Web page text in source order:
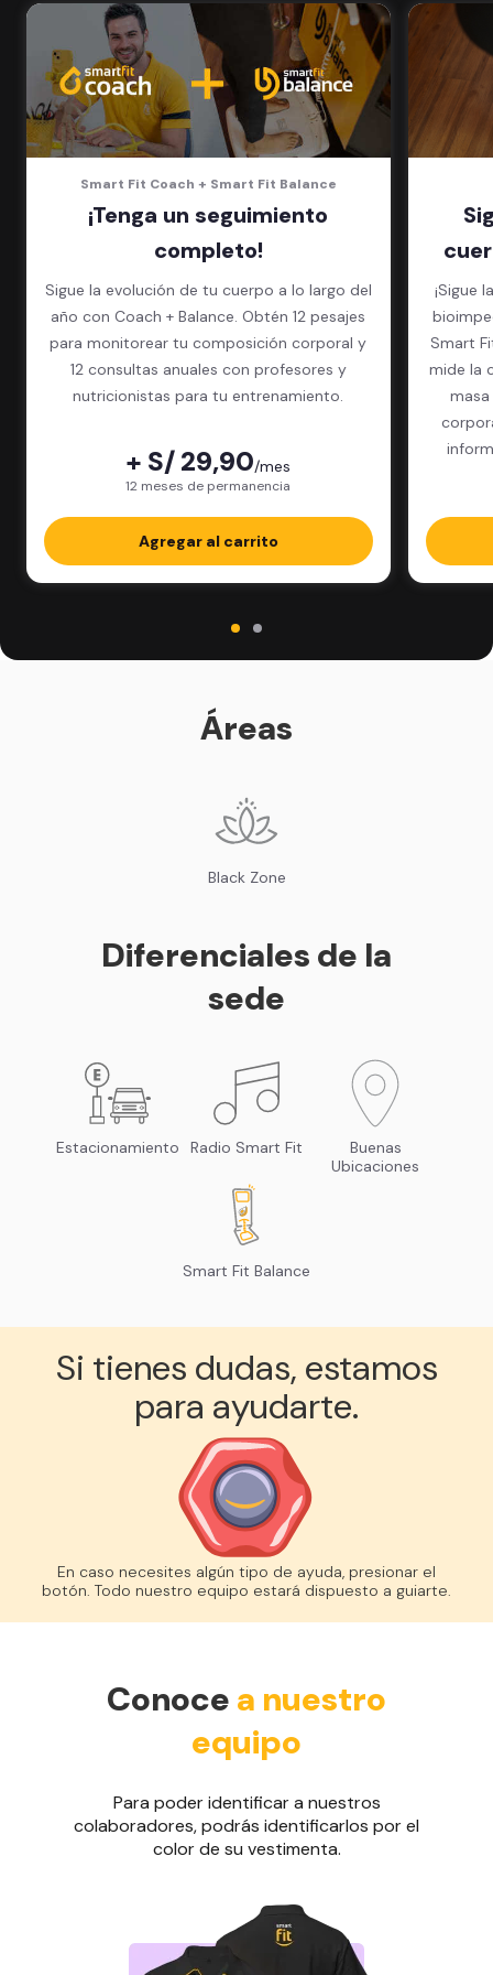
5 invitados al mes en el gimnasio
que quieras
Smart Fit Coach + Smart Fit Balance
¡Tenga un seguimiento
completo!
Sigue la evolución de tu cuerpo a lo largo del
año con Coach + Balance. Obtén 12 pesajes
para monitorear tu composición corporal y
12 consultas anuales con profesores y
nutricionistas para tu entrenamiento.
+ S/ 29,90/mes
12 meses de permanencia
Agregar al carrito
¡Sigue
Smart Fit App. El
mide la
Áreas
Black Zone
Diferenciales de la
sede
Estacionamiento Radio Smart Fit
Buenas
Ubicaciones
Smart Fit Balance
Si tienes dudas, estamos
para ayudarte.
En caso necesites algún tipo de ayuda, presionar el
botón. Todo nuestro equipo estará dispuesto a guiarte.
Conoce a nuestro
equipo
Para poder identificar a nuestros
colaboradores, podrás identificarlos por el
color de su vestimenta.